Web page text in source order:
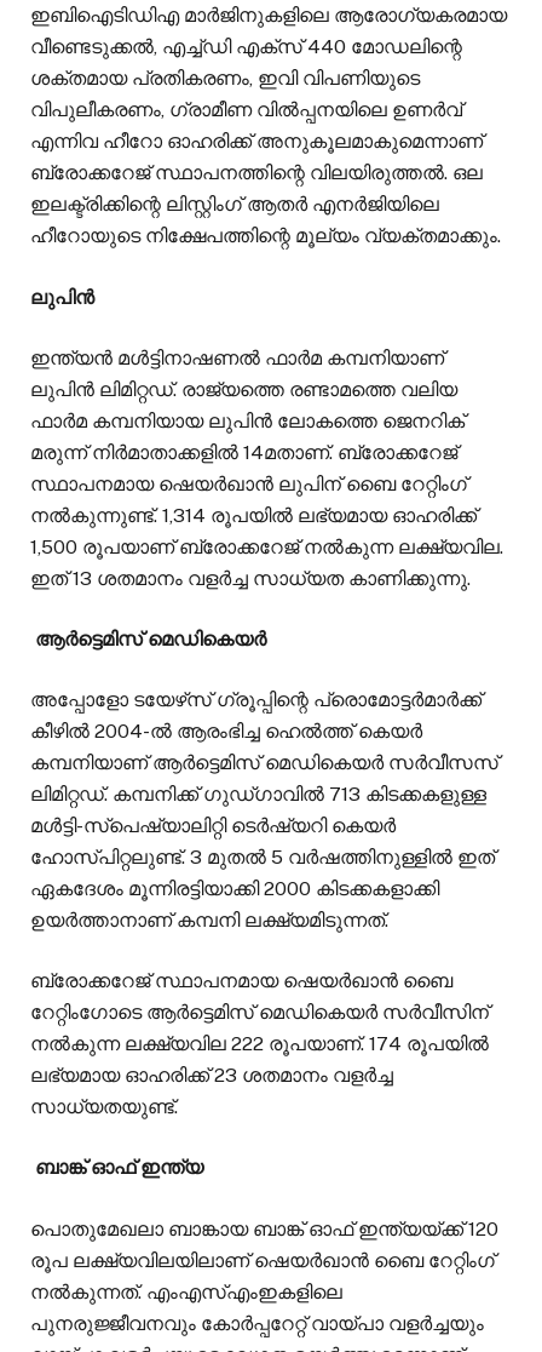
ഇബിഐടിഡിഎ മാർജിനുകളിലെ ആരോഗ്യകരമായ
വീണ്ടെടുക്കൽ, എച്ച്ഡി എക്സ് 440 മോഡലിന്റെ
ശക്തമായ പ്രതികരണം, ഇവി വിപണിയുടെ
വിപുലീകരണം, ഗ്രാമീണ വിൽപ്പനയിലെ ഉണർവ്
എന്നിവ ഹീറോ ഓഹരിക്ക് അനുകൂലമാകുമെന്നാണ്
ബ്രോക്കറേജ് സ്ഥാപനത്തിന്റെ വിലയിരുത്തൽ. ഒല
ഇലക്ട്രിക്കിന്റെ ലിസ്റ്റിംഗ് ആതർ എനർജിയിലെ
ഹീറോയുടെ നിക്ഷേപത്തിന്റെ മൂല്യം വ്യക്തമാക്കും.
ലുപിൻ
ഇന്ത്യൻ മൾട്ടിനാഷണൽ ഫാർമ കമ്പനിയാണ്
ലുപിൻ ലിമിറ്റഡ്. രാജ്യത്തെ രണ്ടാമത്തെ വലിയ
ഫാർമ കമ്പനിയായ ലുപിൻ ലോകത്തെ ജെനറിക്
മരുന്ന് നിർമാതാക്കളിൽ 14മതാണ്. ബ്രോക്കറേജ്
സ്ഥാപനമായ ഷെയർഖാൻ ലുപിന് ബൈ റേറ്റിം​ഗ്
നൽകുന്നുണ്ട്. 1,314 രൂപയിൽ ലഭ്യമായ ഓഹരിക്ക്
1,500 രൂപയാണ് ബ്രോക്കറേജ് നൽകുന്ന ലക്ഷ്യവില.
ഇത് 13 ശതമാനം വളർച്ച സാധ്യത കാണിക്കുന്നു.
ആർട്ടെമിസ് മെഡികെയർ
അപ്പോളോ ടയേഴ്‌സ് ഗ്രൂപ്പിന്റെ പ്രൊമോട്ടർമാർക്ക്
കീഴിൽ 2004-ൽ ആരംഭിച്ച ഹെൽത്ത് കെയർ
കമ്പനിയാണ് ആർട്ടെമിസ് മെഡികെയർ സർവീസസ്
ലിമിറ്റഡ്. കമ്പനിക്ക് ഗുഡ്ഗാവിൽ 713 കിടക്കകളുള്ള
മൾട്ടി-സ്പെഷ്യാലിറ്റി ടെർഷ്യറി കെയർ
ഹോസ്പിറ്റലുണ്ട്. 3 മുതൽ 5 വർഷത്തിനുള്ളിൽ ഇത്
ഏകദേശം മൂന്നിരട്ടിയാക്കി 2000 കിടക്കകളാക്കി
ഉയർത്താനാണ് കമ്പനി ലക്ഷ്യമിടുന്നത്.
ബ്രോക്കറേജ് സ്ഥാപനമായ ഷെയർഖാൻ ബൈ
റേറ്റിംഗോടെ ആർട്ടെമിസ് മെഡികെയർ സർവീസിന്
നൽകുന്ന ലക്ഷ്യവില 222 രൂപയാണ്. 174 രൂപയിൽ
ലഭ്യമായ ഓഹരിക്ക് 23 ശതമാനം വളർച്ച
സാധ്യതയുണ്ട്.
ബാങ്ക് ഓഫ് ഇന്ത്യ
പൊതുമേഖലാ ബാങ്കായ ബാങ്ക് ഓഫ് ഇന്ത്യയ്ക്ക് 120
രൂപ ലക്ഷ്യവിലയിലാണ് ഷെയർഖാൻ ബൈ റേറ്റിം​ഗ്
നൽകുന്നത്. എം‌എസ്‌എം‌ഇകളിലെ
പുനരുജ്ജീവനവും കോർപ്പറേറ്റ് വായ്പാ വളർച്ചയും